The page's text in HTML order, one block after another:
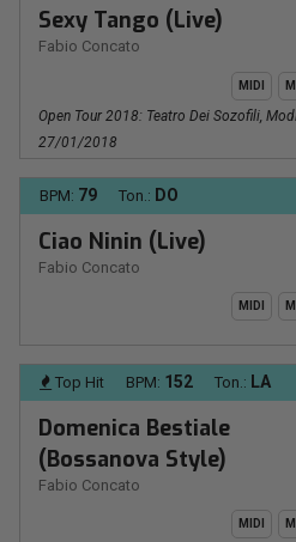
Sexy Tango (Live)
Fabio Concato
MIDI
Open Tour 2018: Teatro Dei Sozofili,
27/01/2018
BPM: 79 Ton.: DO
Ciao Ninin (Live)
Fabio Concato
MIDI
Top Hit BPM: 152 Ton.: LA
Domenica Bestiale
(Bossanova Style)
Fabio Concato
MIDI